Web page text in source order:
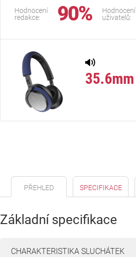
Hodnocení
redakce:
90%
Hodnocení
uživatelů:
35.6mm
PŘEHLED SPECIFIKACE
Základní specifikace
CHARAKTERISTIKA SLUCHÁTEK